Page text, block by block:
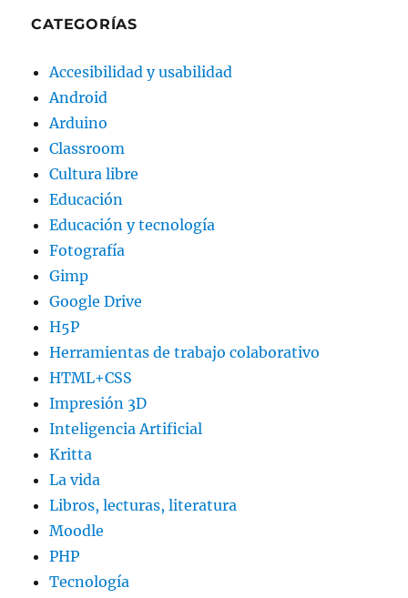
CATEGORÍAS
Accesibilidad y usabilidad
Android
Arduino
Classroom
Cultura libre
Educación
Educación y tecnología
Fotografía
Gimp
Google Drive
H5P
Herramientas de trabajo colaborativo
HTML+CSS
Impresión 3D
Inteligencia Artificial
Kritta
La vida
Libros, lecturas, literatura
Moodle
PHP
Tecnología